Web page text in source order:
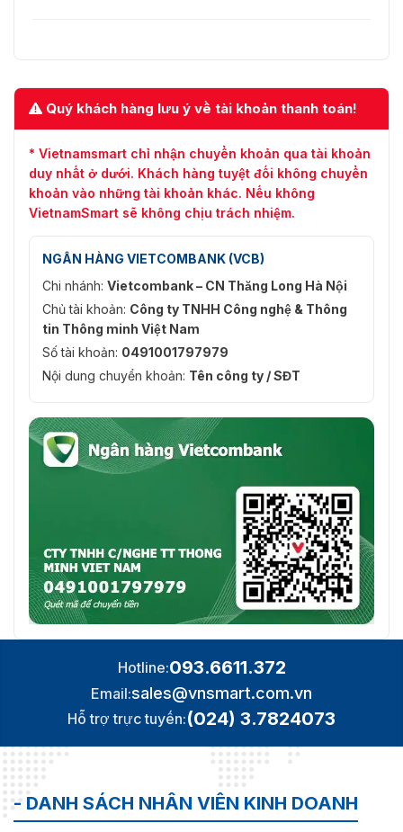
Quý khách hàng lưu ý về tài khoản thanh toán!
* Vietnamsmart chỉ nhận chuyển khoản qua tài khoản
duy nhất ở dưới. Khách hàng tuyệt đối không chuyển
khoản vào những tài khoản khác. Nếu không
VietnamSmart sẽ không chịu trách nhiệm.
NGÂN HÀNG VIETCOMBANK (VCB)
Chi nhánh: Vietcombank – CN Thăng Long Hà Nội
Chủ tài khoản: Công ty TNHH Công nghệ & Thông
tin Thông minh Việt Nam
Số tài khoản: 0491001797979
Nội dung chuyển khoản: Tên công ty / SĐT
Hotline:093.6611.372
Email:sales@vnsmart.com.vn
Hỗ trợ trực tuyến:(024) 3.7824073
- DANH SÁCH NHÂN VIÊN KINH DOANH